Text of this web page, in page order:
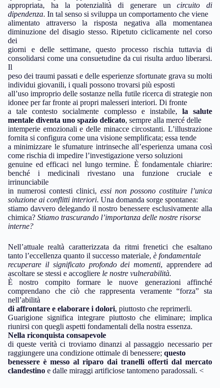
appropriata, ha la potenzialità di generare uncircuito di
dipendenza. In tal senso si sviluppa un comportamento che viene
alimentato attraverso la risposta negativa alla momentanea
diminuzione del disagio stesso. Ripetuto ciclicamente nel corso
dei
giorni e delle settimane, questo processo rischia tuttavia di
consolidarsi come una consuetudine da cui risulta arduo liberarsi.
Il
peso dei traumi passati e delle esperienze sfortunate grava su molti
individui giovanili, i quali possono trovarsi più esposti
all’uso improprio delle sostanze nella futile ricerca di strategie non
idonee per far fronte ai propri malesseri interiori. Di fronte
a tale contesto socialmente complesso e instabile, la salute
mentale diventa uno spazio delicato, sempre alla mercé delle
intemperie emozionali e delle minacce circostanti. L’illustrazione
fornita si configura come una visione semplificata; essa tende
a minimizzare le sfumature intrinseche all’esperienza umana così
come rischia di impedire l’investigazione verso soluzioni
genuine ed efficaci nel lungo termine. È fondamentale chiarire:
benché i medicinali rivestano una funzione cruciale e
irrinunciabile
in numerosi contesti clinici, essi non possono costituire l’unica
soluzione ai conflitti interiori. Una domanda sorge spontanea:
stiamo davvero delegando il nostro benessere esclusivamente alla
chimica? Stiamo trascurando l’importanza delle nostre risorse
interne?
Nell’attuale realtà caratterizzata da ritmi frenetici che esaltano
tanto l’eccellenza quanto il successo materiale, è fondamentale
recuperare il significato profondo dei momenti, apprendere ad
ascoltare se stessi e accogliere le nostre vulnerabilità.
È nostro compito formare le nuove generazioni affinché
comprendano che ciò che rappresenta veramente “forza” sta
nell’abilità
di affrontare e elaborare i dolori, piuttosto che reprimerli.
Guarigione significa integrare piuttosto che eliminare; implica
riunirsi con quegli aspetti fondamentali della nostra essenza.
Nella riconquista consapevole
di queste verità ci troviamo dinanzi al passaggio necessario per
raggiungere una condizione ottimale di benessere; questo
benessere è messo al riparo dai tranelli offerti dal mercato
clandestino e dalle miraggi artificiose tantomeno paradossali. <